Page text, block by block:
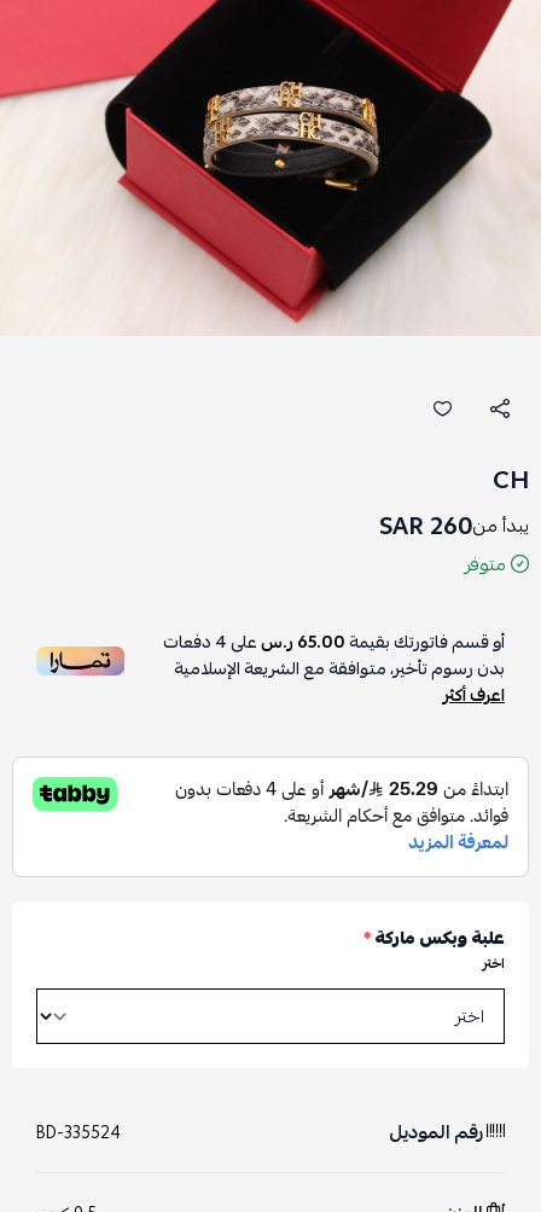
CH
يبدأ من260 SAR
متوفر
أو قسم فاتورتك بقيمة65.00 ر.س على4دفعات
بدون رسوم تأخير، متوافقة مع الشريعة الإسلامية
اعرف أكثر
علبة وبكس ماركة*
اختر
رقم الموديل BD-335524